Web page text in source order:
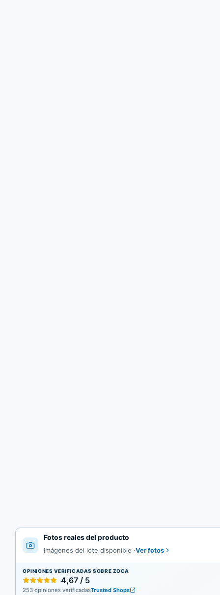
Fotos reales del producto
Imágenes del lote disponible ·Ver fotos
OPINIONES VERIFICADAS SOBRE ZOCA
4,67 / 5
253 opiniones verificadasTrusted Shops